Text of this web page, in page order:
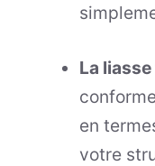
La
en
votre